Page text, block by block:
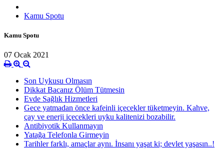
Kamu Spotu
Kamu Spotu
07 Ocak 2021
Son Uykusu Olmasın
Dikkat Bacanız Ölüm Tütmesin
Evde Sağlık Hizmetleri
Gece yatmadan önce kafeinli içecekler tüketmeyin. Kahve,
çay ve enerji içecekleri uyku kalitenizi bozabilir.
Antibiyotik Kullanmayın
Yatağa Telefonla Girmeyin
Tarihler farklı, amaçlar aynı. İnsanı yaşat ki; devlet yaşasın..!